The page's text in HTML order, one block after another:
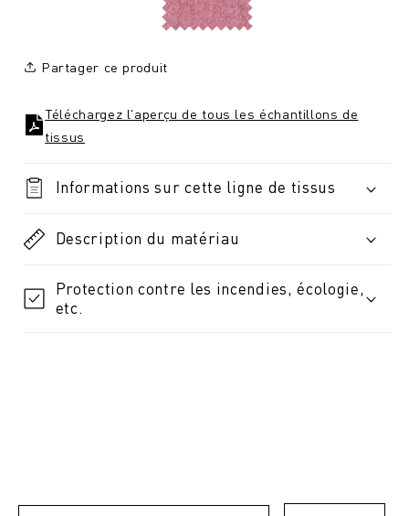
Partager ce produit
Téléchargez l'aperçu de tous les échantillons de
tissus
Informations sur cette ligne de tissus
Description du matériau
Protection contre les incendies, écologie,
etc.